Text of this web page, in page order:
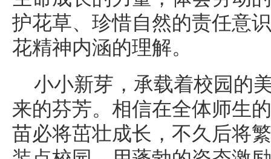
护花草、珍惜自然的责任意
花精神内涵的理解。
小小新芽，承载着校园的
来的芬芳。相信在全体师生
苗必将茁壮成长，不久后将